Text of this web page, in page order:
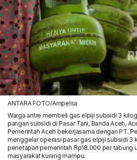
ANTARA FOTO/Ampelsa
Warga antre membeli gas elpiji subsidi 3
pangan subsidi di Pasar Tani, Banda Aceh,
Pemerintah Aceh bekerjasama dengan PT.
menggelar operasi pasar gas elpiji subsidi 3
penetapan pemerintah Rp18.000 per tabung
masyarakat kurang mampu.